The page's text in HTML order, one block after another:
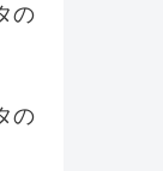
の
の